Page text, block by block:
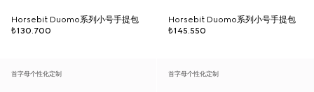
Horsebit Duomo系列小号手提包
₺130.700
Horsebit Duomo系列小号手提包
₺145.550
首字母个性化定制 首字母个性化定制